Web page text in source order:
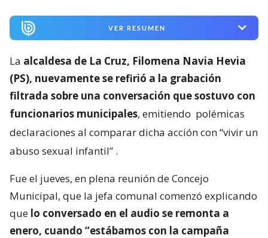
VER RESUMEN
La alcaldesa de La Cruz, Filomena Navia Hevia
(PS), nuevamente se refirió a la grabación
filtrada sobre una conversación que sostuvo con
funcionarios municipales, emitiendo polémicas
declaraciones al comparar dicha acción con “vivir un
abuso sexual infantil” .
Fue el jueves, en plena reunión de Concejo
Municipal, que la jefa comunal comenzó explicando
que lo conversado en el audio se remonta a
enero, cuando “estábamos con la campaña